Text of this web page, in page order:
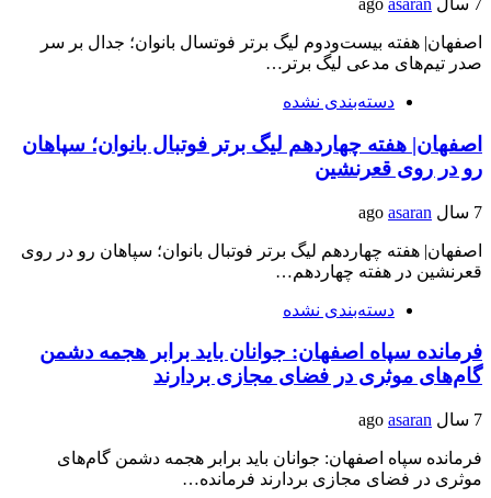
7 سال ago asaran
اصفهان| هفته بیست‌ودوم لیگ برتر فوتسال بانوان؛ جدال بر سر
صدر تیم‌های مدعی لیگ برتر…
دسته‌بندی نشده
اصفهان| هفته چهاردهم لیگ برتر فوتبال بانوان؛ سپاهان
رو در روی قعرنشین
7 سال ago asaran
اصفهان| هفته چهاردهم لیگ برتر فوتبال بانوان؛ سپاهان رو در روی
قعرنشین در هفته چهاردهم…
دسته‌بندی نشده
فرمانده سپاه اصفهان: جوانان باید برابر هجمه دشمن
گام‌های موثری در فضای مجازی بردارند
7 سال ago asaran
فرمانده سپاه اصفهان: جوانان باید برابر هجمه دشمن گام‌های
موثری در فضای مجازی بردارند فرمانده…